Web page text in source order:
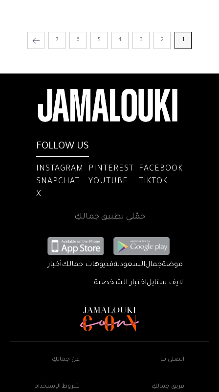
1
2
3
4
5
6
7
FOLLOW US
INSTAGRAM PINTEREST
FACEBOOK
SNAPCHAT
YOUTUBE
TIKTOK
X
حمّلي تطبيق جمالكِ
موضةجمالالسعوديةفديوهات جمالكأخبار
لايف ستايلاختبار الشخصية
اتصلي بنا عن جمالكِ
فريق جمالكِ شروط الإستخدام